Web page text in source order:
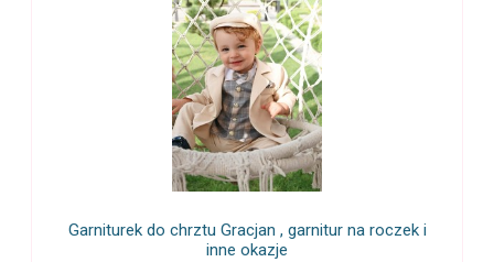
Garniturek do chrztu Gracjan , garnitur na roczek i
inne okazje